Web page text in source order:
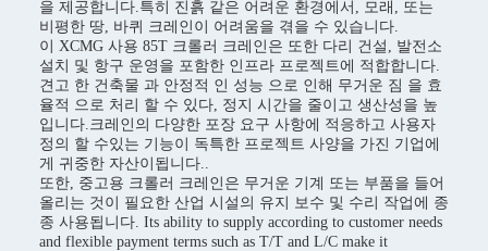
을 제공합니다.특히 진흙 같은 어려운 환경에서, 모래, 또는
비평한 땅, 바퀴 크레인이 어려움을 겪을 수 있습니다.
이 XCMG 사용 85T 크롤러 크레인은 또한 다리 건설, 발전소
설치 및 항구 운영을 포함한 인프라 프로젝트에 적합합니다.
견고 한 건축물 과 안정적 인 성능 으로 인해 무거운 짐 을 효
율적 으로 처리 할 수 있다, 정지 시간을 줄이고 생산성을 높
입니다.크레인의 다양한 포장 요구 사항에 적응하고 사용자
정의 할 수있는 기능이 독특한 프로젝트 사양을 가진 기업에
게 귀중한 자산이됩니다..
또한, 중고용 크롤러 크레인은 무거운 기계 또는 부품을 들어
올리는 것이 필요한 산업 시설의 유지 보수 및 수리 작업에 종
종 사용됩니다. Its ability to supply according to customer needs
and flexible payment terms such as T/T and L/C make it